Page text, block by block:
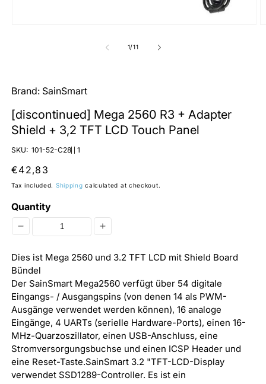
1/of
11
Brand: SainSmart
[discontinued] Mega 2560 R3 + Adapter
Shield + 3,2 TFT LCD Touch Panel
SKU: 101-52-C28 1
Regular
price
€42,83
Tax included. Shipping calculated at checkout.
Quantity
Decrease
quantity
for
[discontinued]
Mega
2560
R3
+
Adapter
Increase
[discontinued]
Mega
2560
R3
+
Adapter
Dies ist Mega 2560 und 3.2 TFT LCD mit Shield Board
Bündel
Der SainSmart Mega2560 verfügt über 54 digitale
Eingangs- / Ausgangspins (von denen 14 als PWM-
Ausgänge verwendet werden können), 16 analoge
Eingänge, 4 UARTs (serielle Hardware-Ports), einen 16-
MHz-Quarzoszillator, einen USB-Anschluss, eine
Stromversorgungsbuchse und einen ICSP Header und
eine Reset-Taste.SainSmart 3.2 "TFT-LCD-Display
verwendet SSD1289-Controller. Es ist ein